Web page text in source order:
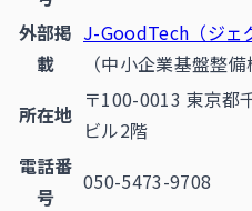
外部掲
載
J-GoodTech（ジェ
（中小企業基盤整備
所在地
〒100-0013 東京都
ビル2階
電話番
号
050-5473-9708